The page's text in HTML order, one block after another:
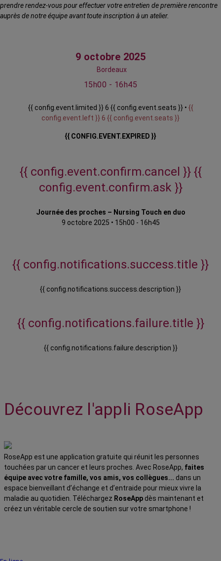
prendre rendez-vous pour effectuer votre entretien de première rencontre
auprès de notre équipe avant toute inscription à un atelier.
9 octobre 2025
Bordeaux
15h00 - 16h45
{{ config.event.limited }} 6 {{ config.event.seats }} • {{
config.event.left }} 6 {{ config.event.seats }}
{{ CONFIG.EVENT.EXPIRED }}
{{ config.event.confirm.cancel }} {{
config.event.confirm.ask }}
Journée des proches – Nursing Touch en duo
9 octobre 2025 • 15h00 - 16h45
{{ config.notifications.success.title }}
{{ config.notifications.success.description }}
{{ config.notifications.failure.title }}
{{ config.notifications.failure.description }}
Découvrez l'appli RoseApp
RoseApp est une application gratuite qui réunit les personnes
touchées par un cancer et leurs proches. Avec RoseApp, faites
équipe avec votre famille, vos amis, vos collègues... dans un
espace bienveillant d’échange et d’entraide pour mieux vivre la
maladie au quotidien. Téléchargez RoseApp dès maintenant et
créez un véritable cercle de soutien sur votre smartphone !